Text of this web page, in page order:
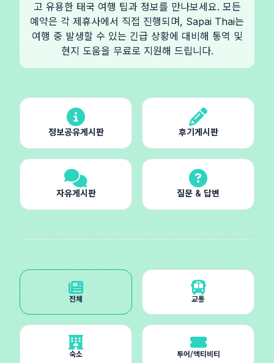
고 유용한 태국 여행 팁과 정보를 만나보세요. 모든
예약은 각 제휴사에서 직접 진행되며, Sapai Thai는
여행 중 발생할 수 있는 긴급 상황에 대비해 통역 및
현지 도움을 무료로 지원해 드립니다.
정보공유게시판 후기게시판
자유게시판 질문 & 답변
전체 교통
숙소 투어/액티비티